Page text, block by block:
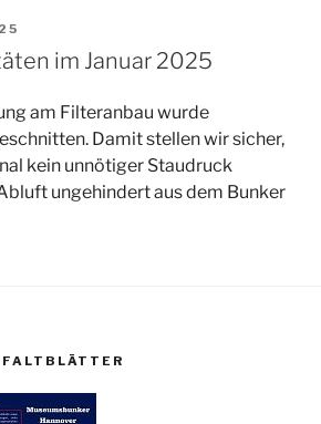
im Januar 2025